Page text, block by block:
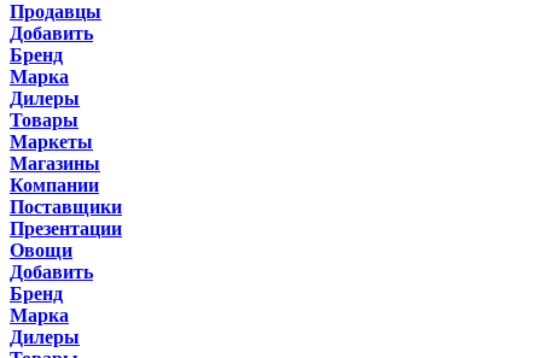
Продавцы
Добавить
Бренд
Марка
Дилеры
Товары
Маркеты
Магазины
Компании
Поставщики
Презентации
Овощи
Добавить
Бренд
Марка
Дилеры